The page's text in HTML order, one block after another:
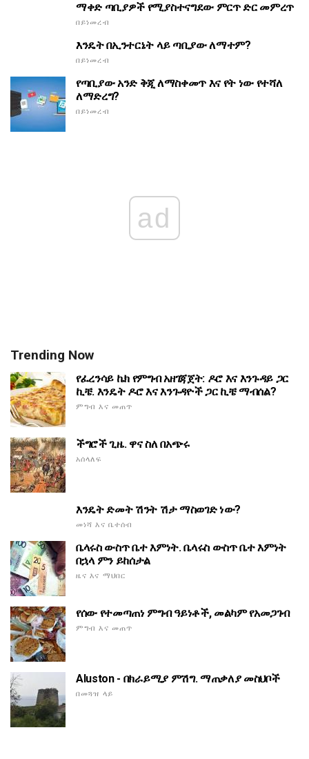
ማቀድ ጣቢያዎች የሚያስተናግደው ምርጥ ድር መምረጥ
በይነመረብ
እንዴት በኢንተርኔት ላይ ጣቢያው ለማተም?
በይነመረብ
የጣቢያው አንድ ቅጂ ለማስቀመጥ እና የት ነው የተሻለ
ለማድረግ?
በይነመረብ
ad
Trending Now
የፈረንሳይ ኬክ የምግብ አዘገጃጀት: ዶሮ እና እንጉዳይ ጋር
ኪቼ. እንዴት ዶሮ እና እንጉዳዮች ጋር ኪቼ ማብሰል?
ምግብ እና መጠጥ
ችግሮች ጊዜ. ዋና ስለ በአጭሩ
አሰላለፍ
እንዴት ድመት ሽንት ሽታ ማስወገድ ነው?
መነሻ እና ቤተሰብ
ቤላሩስ ውስጥ ቤተ እምነት. ቤላሩስ ውስጥ ቤተ እምነት
በኋላ ምን ይከሰታል
ዜና እና ማህበር
የሰው የተመጣጠነ ምግብ ዓይነቶች, መልካም የአመጋገብ
ምግብ እና መጠጥ
Aluston - በክራይሚያ ምሽግ. ማጠቃለያ መስህቦች
በመጓዝ ላይ